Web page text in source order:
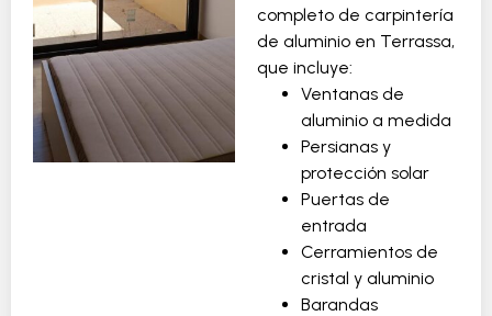
completo de carpintería
de aluminio en Terrassa,
que incluye:
Ventanas de
aluminio a medida
Persianas y
protección solar
Puertas de
entrada
Cerramientos de
cristal y aluminio
Barandas